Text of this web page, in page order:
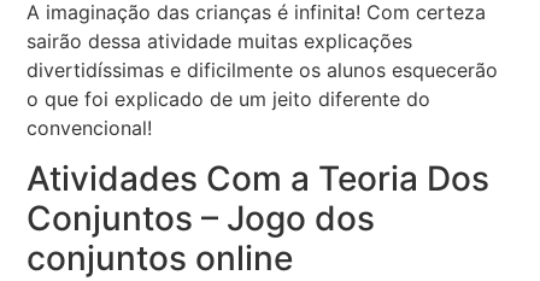
A imaginação das crianças é infinita! Com certeza
sairão dessa atividade muitas explicações
divertidíssimas e dificilmente os alunos esquecerão
o que foi explicado de um jeito diferente do
convencional!
Atividades Com a Teoria Dos
Conjuntos – Jogo dos
conjuntos online